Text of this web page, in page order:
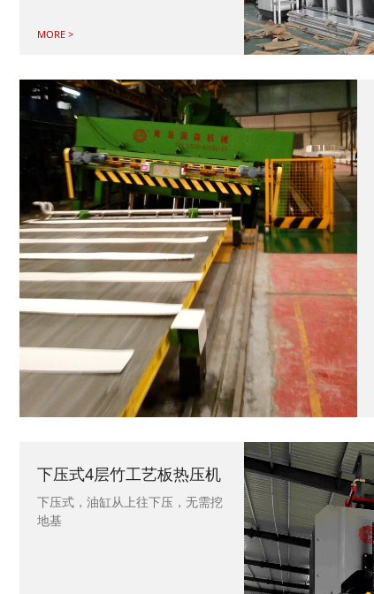
MORE >
下压式4层竹工艺板热压机
下压式，油缸从上往下压，无需挖
地基